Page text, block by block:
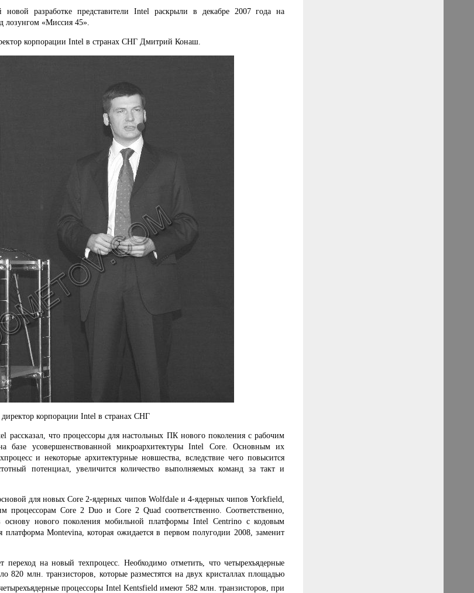
разработке представители Intel
раскрыли в декабре 2007 года на
«Миссия 45».
корпорации Intel в странах СНГ Дмитрий Конаш.
корпорации Intel в странах СНГ
рассказал, что процессоры для настольных ПК нового поколения с рабочим
базе усовершенствованной микроархитектуры Intel Core. Основным их
и некоторые архитектурные новшества, вследствие чего повысится
потенциал, увеличится количество выполняемых команд за такт и
для новых Core 2-ядерных чипов Wolfdale и 4-ядерных чипов Yorkfield,
Core 2 Duo и Core 2 Quad соответственно. Соответственно,
основу нового поколения мобильной платформы Intel Centrino с кодовым
Montevina, которая ожидается в первом полугодии 2008, заменит
переход на новый техпроцесс. Необходимо отметить, что четырехъядерные
820 млн. транзисторов, которые разместятся на двух кристаллах площадью
процессоры Intel Kentsfield имеют 582 млн. транзисторов, при